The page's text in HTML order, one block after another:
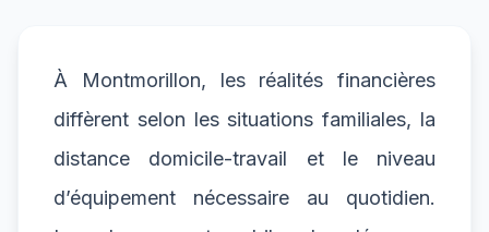
À Montmorillon, les réalités financières
diffèrent selon les situations familiales, la
distance domicile-travail et le niveau
d’équipement nécessaire au quotidien.